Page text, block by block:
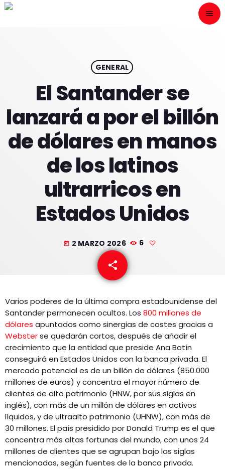
menu
PROGRAMACION
NUESTRAS FRECUENCIAS
GENERAL
El Santander se
lanzará a por el billón
de dólares en manos
de los latinos
ultrarricos en
Estados Unidos
today 2 MARZO 2026 6
share
email
Varios poderes de la última compra estadounidense del
Santander permanecen ocultos. Los 800 millones de
dólares apuntados como sinergias de costes gracias a
Websterse quedarán cortos, después de añadir el
crecimiento que la entidad que preside Ana Botín
conseguirá en Estados Unidos con la banca privada. El
mercado potencial es de un billón de dólares (850.000
millones de euros) y concentra el mayor número de
clientes de alto patrimonio (HNW, por sus siglas en
inglés), con más de un millón de dólares en activos
líquidos, y de ultraalto patrimonio (UHNW), con más de
30 millones. El país presidido por Donald Trump es el que
concentra más altas fortunas del mundo, con unos 24
millones de clientes que se agrupan bajo las siglas
mencionadas, según fuentes de la banca privada.